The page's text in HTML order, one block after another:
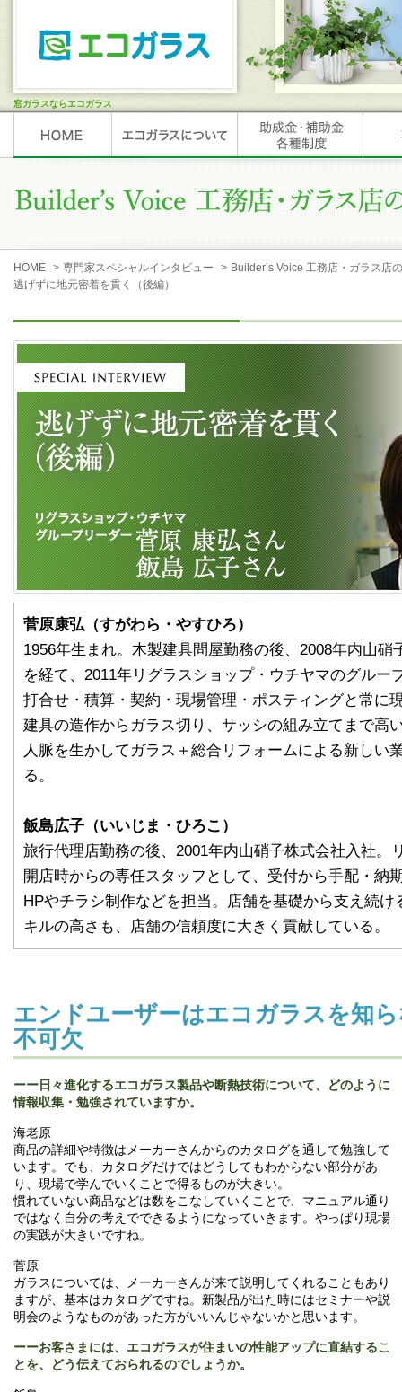
窓ガラスならエコガラス
HOME > 専門家スペシャルインタビュー > Builder’s Voice 工務店・ガラス店
逃げずに地元密着を貫く（後編）
菅原康弘（すがわら・やすひろ）
1956年生まれ。木製建具問屋勤務の後、2008年内山硝
を経て、2011年リグラスショップ・ウチヤマのグルー
打合せ・積算・契約・現場管理・ポスティングと常に
建具の造作からガラス切り、サッシの組み立てまで高
人脈を生かしてガラス＋総合リフォームによる新しい
る。
飯島広子（いいじま・ひろこ）
旅行代理店勤務の後、2001年内山硝子株式会社入社。
開店時からの専任スタッフとして、受付から手配・納
HPやチラシ制作などを担当。店舗を基礎から支え続
キルの高さも、店舗の信頼度に大きく貢献している。
エンドユーザーはエコガラスを知
不可欠
ーー日々進化するエコガラス製品や断熱技術について、どのように
情報収集・勉強されていますか。
海老原
商品の詳細や特徴はメーカーさんからのカタログを通して勉強して
います。でも、カタログだけではどうしてもわからない部分があ
り、現場で学んでいくことで得るものが大きい。
慣れていない商品などは数をこなしていくことで、マニュアル通り
ではなく自分の考えでできるようになっていきます。やっぱり現場
の実践が大きいですね。
菅原
ガラスについては、メーカーさんが来て説明してくれることもあり
ますが、基本はカタログですね。新製品が出た時にはセミナーや説
明会のようなものがあった方がいいんじゃないかと思います。
ーーお客さまには、エコガラスが住まいの性能アップに直結するこ
とを、どう伝えておられるのでしょうか。